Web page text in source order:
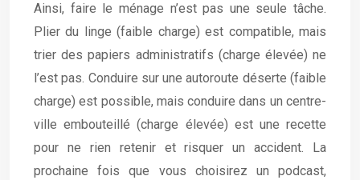
Ainsi, faire le ménage n’est pas une seule tâche.
Plier du linge (faible charge) est compatible, mais
trier des papiers administratifs (charge élevée) ne
l’est pas. Conduire sur une autoroute déserte (faible
charge) est possible, mais conduire dans un centre-
ville embouteillé (charge élevée) est une recette
pour ne rien retenir et risquer un accident. La
prochaine fois que vous choisirez un podcast,